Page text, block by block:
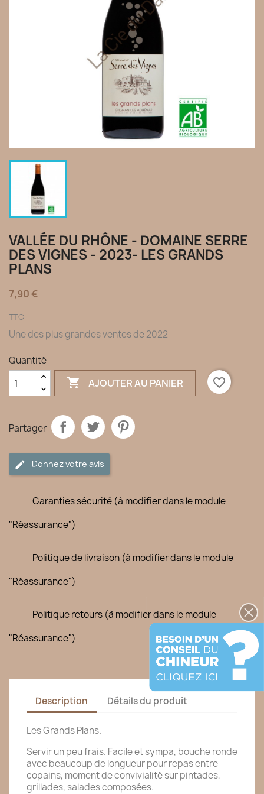
VALLÉE DU RHÔNE - DOMAINE SERRE
DES VIGNES - 2023- LES GRANDS
PLANS
7,90 €
TTC
Une des plus grandes ventes de 2022
Quantité
 AJOUTER AU PANIER favorite_border
Partager
Donnez votre avis
Garanties sécurité (à modifier dans le module
"Réassurance")
Politique de livraison (à modifier dans le module
"Réassurance")
Politique retours (à modifier dans le module
"Réassurance")
Description Détails du produit
Les Grands Plans.
Servir un peu frais. Facile et sympa, bouche ronde
avec beaucoup de longueur pour repas entre
copains, moment de convivialité sur pintades,
grillades, salades composées.